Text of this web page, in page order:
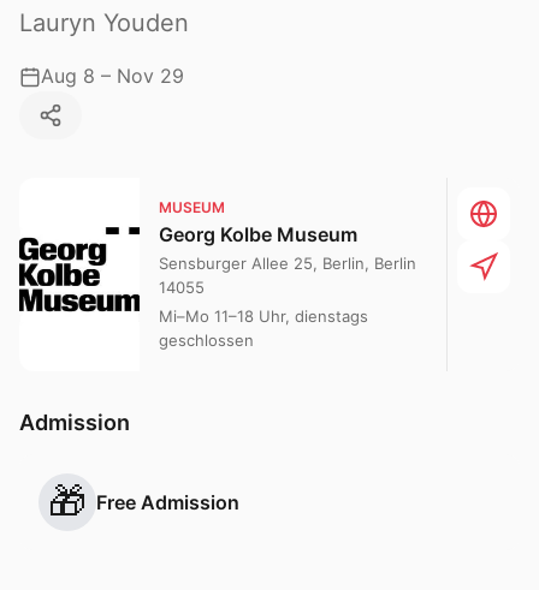
Lauryn Youden
Aug 8 – Nov 29
MUSEUM
Georg Kolbe Museum
Sensburger Allee 25, Berlin, Berlin
14055
Mi–Mo 11–18 Uhr, dienstags
geschlossen
Admission
🎁 Free Admission